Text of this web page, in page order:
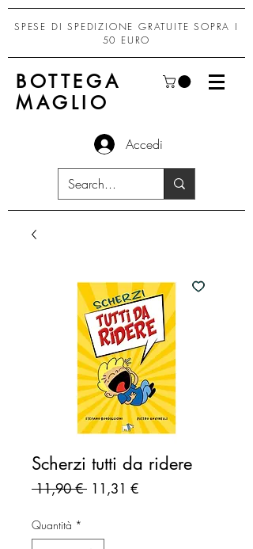
SPESE DI SPEDIZIONE GRATUITE SOPRA I
50 EURO
BOTTEGA
MAGLIO
Accedi
Scherzi tutti da ridere
11,90 € Prezzo
11,31 €Prezzo
Quantità *